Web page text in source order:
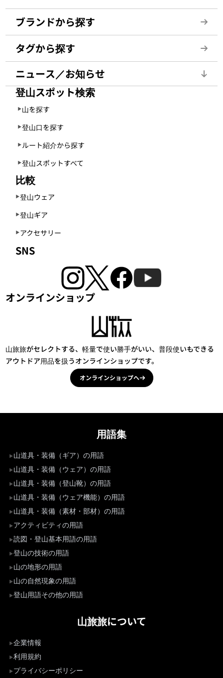
ブランドから探す
タグから探す
ニュース／お知らせ
登山スポット検索
山を探す
登山口を探す
ルート紹介から探す
登山スポットすべて
比較
登山ウェア
登山ギア
アクセサリー
SNS
オンラインショップ
山旅旅がセレクトする、軽量で使い勝手がいい、普段使いもできる
アウトドア用品を扱うオンラインショップです。
オンラインショップへ
用語集
山道具・装備（ギア）の用語
山道具・装備（ウェア）の用語
山道具・装備（登山靴）の用語
山道具・装備（ウェア機能）の用語
山道具・装備（素材・部材）の用語
アクティビティの用語
読図・登山基本用語の用語
登山の技術の用語
山の地形の用語
山の自然現象の用語
登山用語その他の用語
山旅旅について
企業情報
利用規約
プライバシーポリシー